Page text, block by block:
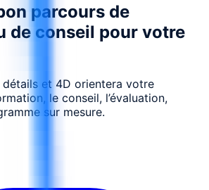
de l’organisation.
parcours de
de conseil pour votre
détails et 4D orientera votre
le conseil, l’évaluation,
sur mesure.